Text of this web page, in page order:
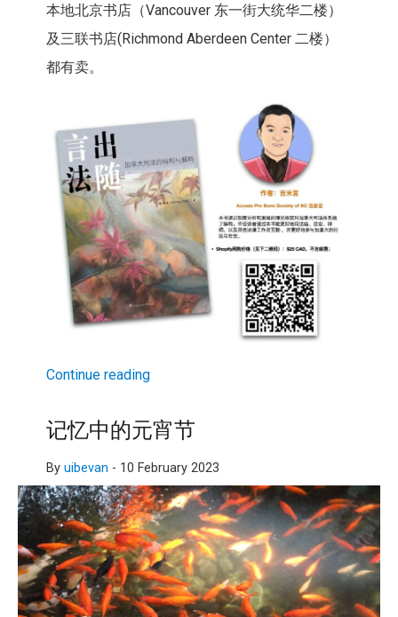
本地北京书店（Vancouver 东一街大统华二楼）
及三联书店(Richmond Aberdeen Center 二楼）
都有卖。
Continue reading
记忆中的元宵节
By uibevan - 10 February 2023